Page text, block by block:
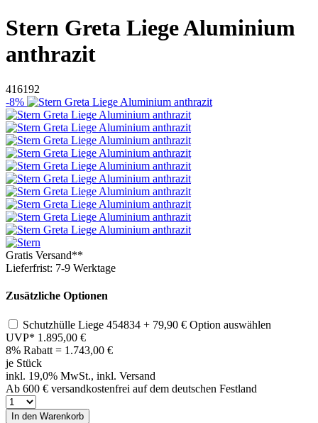
Stern Greta Liege Aluminium
anthrazit
416192
-8%
Gratis Versand**
Lieferfrist: 7-9 Werktage
Zusätzliche Optionen
Schutzhülle Liege 454834 + 79,90 € Option auswählen
UVP* 1.895,00 €
8% Rabatt = 1.743,00 €
je Stück
inkl. 19,0% MwSt., inkl. Versand
Ab 600 € versandkostenfrei auf dem deutschen Festland
In den Warenkorb